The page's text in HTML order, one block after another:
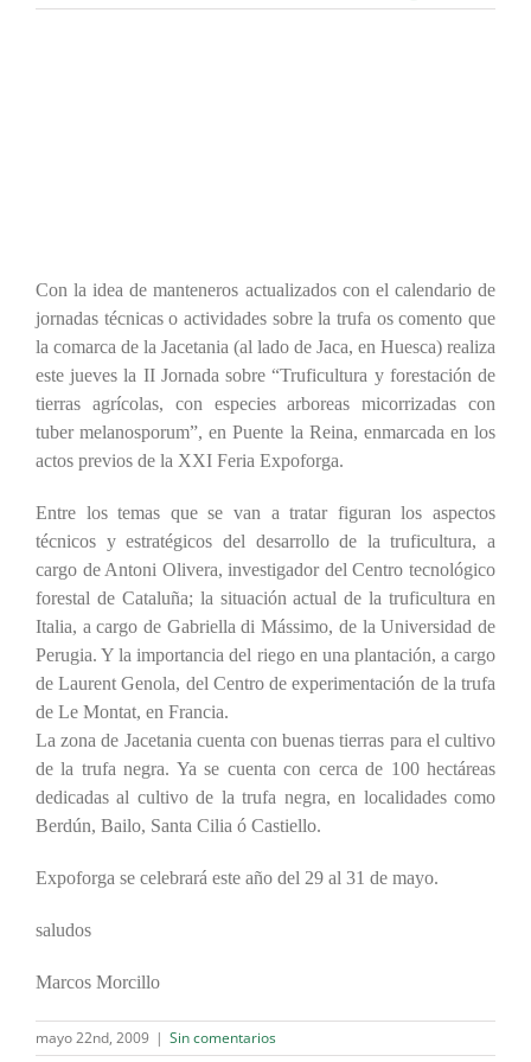
Con la idea de manteneros actualizados con el calendario de
jornadas técnicas o actividades sobre la trufa os comento que
la comarca de la Jacetania (al lado de Jaca, en Huesca) realiza
este jueves la II Jornada sobre “Truficultura y forestación de
tierras agrícolas, con especies arboreas micorrizadas con
tuber melanosporum”, en Puente la Reina, enmarcada en los
actos previos de la XXI Feria Expoforga.
Entre los temas que se van a tratar figuran los aspectos
técnicos y estratégicos del desarrollo de la truficultura, a
cargo de Antoni Olivera, investigador del Centro tecnológico
forestal de Cataluña; la situación actual de la truficultura en
Italia, a cargo de Gabriella di Mássimo, de la Universidad de
Perugia. Y la importancia del riego en una plantación, a cargo
de Laurent Genola, del Centro de experimentación de la trufa
de Le Montat, en Francia.
La zona de Jacetania cuenta con buenas tierras para el cultivo
de la trufa negra. Ya se cuenta con cerca de 100 hectáreas
dedicadas al cultivo de la trufa negra, en localidades como
Berdún, Bailo, Santa Cilia ó Castiello.
Expoforga se celebrará este año del 29 al 31 de mayo.
saludos
Marcos Morcillo
mayo 22nd, 2009 | Sin comentarios